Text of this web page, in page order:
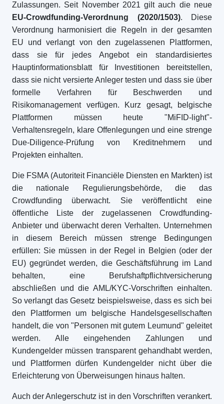
Zulassungen. Seit November 2021 gilt auch die neue
EU-Crowdfunding-Verordnung (2020/1503). Diese
Verordnung harmonisiert die Regeln in der gesamten
EU und verlangt von den zugelassenen Plattformen,
dass sie für jedes Angebot ein standardisiertes
Hauptinformationsblatt für Investitionen bereitstellen,
dass sie nicht versierte Anleger testen und dass sie über
formelle Verfahren für Beschwerden und
Risikomanagement verfügen. Kurz gesagt, belgische
Plattformen müssen heute "MiFID-light"-
Verhaltensregeln, klare Offenlegungen und eine strenge
Due-Diligence-Prüfung von Kreditnehmern und
Projekten einhalten.
Die FSMA (Autoriteit Financiële Diensten en Markten) ist
die nationale Regulierungsbehörde, die das
Crowdfunding überwacht. Sie veröffentlicht eine
öffentliche Liste der zugelassenen Crowdfunding-
Anbieter und überwacht deren Verhalten. Unternehmen
in diesem Bereich müssen strenge Bedingungen
erfüllen: Sie müssen in der Regel in Belgien (oder der
EU) gegründet werden, die Geschäftsführung im Land
behalten, eine Berufshaftpflichtversicherung
abschließen und die AML/KYC-Vorschriften einhalten.
So verlangt das Gesetz beispielsweise, dass es sich bei
den Plattformen um belgische Handelsgesellschaften
handelt, die von "Personen mit gutem Leumund" geleitet
werden. Alle eingehenden Zahlungen und
Kundengelder müssen transparent gehandhabt werden,
und Plattformen dürfen Kundengelder nicht über die
Erleichterung von Überweisungen hinaus halten.
Auch der Anlegerschutz ist in den Vorschriften verankert.